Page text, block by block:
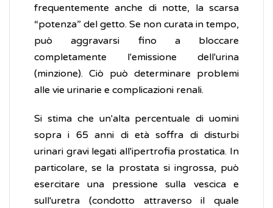
frequentemente anche di notte, la scarsa
“potenza” del getto. Se non curata in tempo,
può aggravarsi fino a bloccare
completamente l'emissione dell'urina
(minzione). Ciò può determinare problemi
alle vie urinarie e complicazioni renali.
Si stima che un'alta percentuale di uomini
sopra i 65 anni di età soffra di disturbi
urinari gravi legati all'ipertrofia prostatica. In
particolare, se la prostata si ingrossa, può
esercitare una pressione sulla vescica e
sull'uretra (condotto attraverso il quale